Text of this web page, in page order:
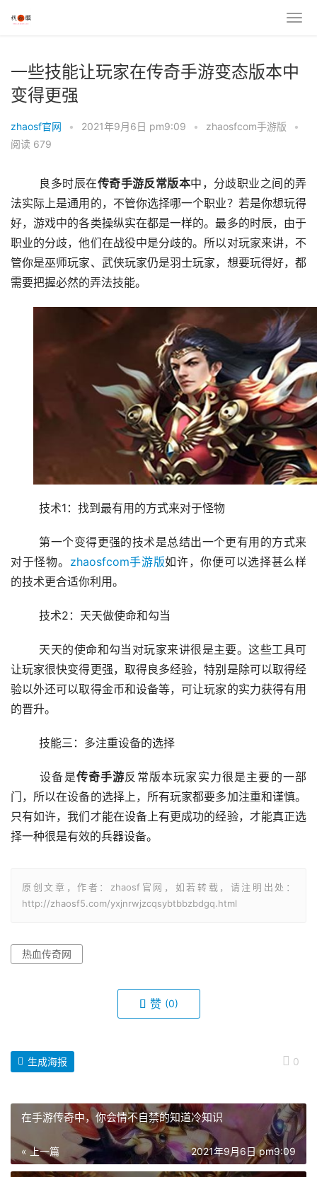
一些技能让玩家在传奇手游变态版本中
变得更强
zhaosf官网 • 2021年9月6日 pm9:09 • zhaosfcom手游版
•
阅读 679
	良多时辰在
传奇手游反常版本中，分歧职业之间的弄
法实际上是通用的，不管你选择哪一个职业？若是你想玩得
好，游戏中的各类操纵实在都是一样的。最多的时辰，由于
职业的分歧，他们在战役中是分歧的。所以对玩家来讲，不
管你是巫师玩家、武侠玩家仍是羽士玩家，想要玩得好，都
需要把握必然的弄法技能。
	技术1：找到最有用的方式来对于怪物
对于怪物。 zhaosfcom手游版如许，你便可以选择甚么样
的技术更合适你利用。
	技术2：天天做使命和勾当
让玩家很快变得更强，取得良多经验，特别是除可以取得经
验以外还可以取得金币和设备等，可让玩家的实力获得有用
的晋升。
	技能三：多注重设备的选择
	设备是
传奇手游反常版本玩家实力很是主要的一部
门，所以在设备的选择上，所有玩家都要多加注重和谨慎。
只有如许，我们才能在设备上有更成功的经验，才能真正选
择一种很是有效的兵器设备。
原创文章，作者：zhaosf官网，如若转载，请注明出处：
http://zhaosf5.com/yxjnrwjzcqsybtbbzbdgq.html
热血传奇网
赞 (0)
0
生成海报
在手游传奇中，你会情不自禁的知道冷知识
« 上一篇 2021年9月6日 pm9:09